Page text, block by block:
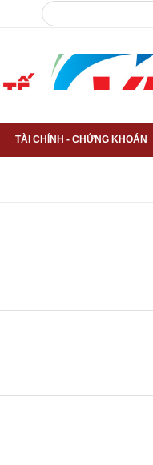
TÀI CHÍNH - CHỨNG KHOÁN